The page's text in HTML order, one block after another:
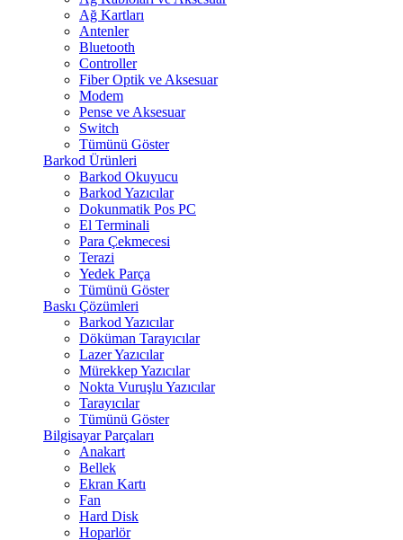
Ağ Kartları
Antenler
Bluetooth
Controller
Fiber Optik ve Aksesuar
Modem
Pense ve Aksesuar
Switch
Tümünü Göster
Barkod Ürünleri
Barkod Okuyucu
Barkod Yazıcılar
Dokunmatik Pos PC
El Terminali
Para Çekmecesi
Terazi
Yedek Parça
Tümünü Göster
Baskı Çözümleri
Barkod Yazıcılar
Döküman Tarayıcılar
Lazer Yazıcılar
Mürekkep Yazıcılar
Nokta Vuruşlu Yazıcılar
Tarayıcılar
Tümünü Göster
Bilgisayar Parçaları
Anakart
Bellek
Ekran Kartı
Fan
Hard Disk
Hoparlör